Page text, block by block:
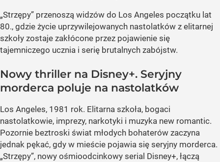
„Strzępy” przenoszą widzów do Los Angeles początku lat
80., gdzie życie uprzywilejowanych nastolatków z elitarnej
szkoły zostaje zakłócone przez pojawienie się
tajemniczego ucznia i serię brutalnych zabójstw.
Nowy thriller na Disney+. Seryjny
morderca poluje na nastolatków
Los Angeles, 1981 rok. Elitarna szkoła, bogaci
nastolatkowie, imprezy, narkotyki i muzyka new romantic.
Pozornie beztroski świat młodych bohaterów zaczyna
jednak pękać, gdy w mieście pojawia się seryjny morderca.
„Strzępy”, nowy ośmioodcinkowy serial Disney+, łączą